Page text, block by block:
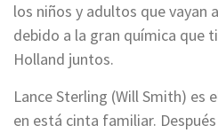
los niños y adultos que vayan
debido a la gran química que
Holland juntos.
Lance Sterling (Will Smith) es
en está cinta familiar.